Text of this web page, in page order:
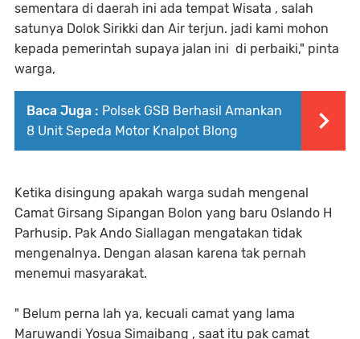
sementara di daerah ini ada tempat Wisata , salah
satunya Dolok Sirikki dan Air terjun. jadi kami mohon
kepada pemerintah supaya jalan ini di perbaiki," pinta
warga,
Baca Juga : Polsek GSB Berhasil Amankan
8 Unit Sepeda Motor Knalpot Blong
Ketika disingung apakah warga sudah mengenal
Camat Girsang Sipangan Bolon yang baru Oslando H
Parhusip. Pak Ando Siallagan mengatakan tidak
mengenalnya. Dengan alasan karena tak pernah
menemui masyarakat.
" Belum perna lah ya, kecuali camat yang lama
Maruwandi Yosua Simaibang , saat itu pak camat